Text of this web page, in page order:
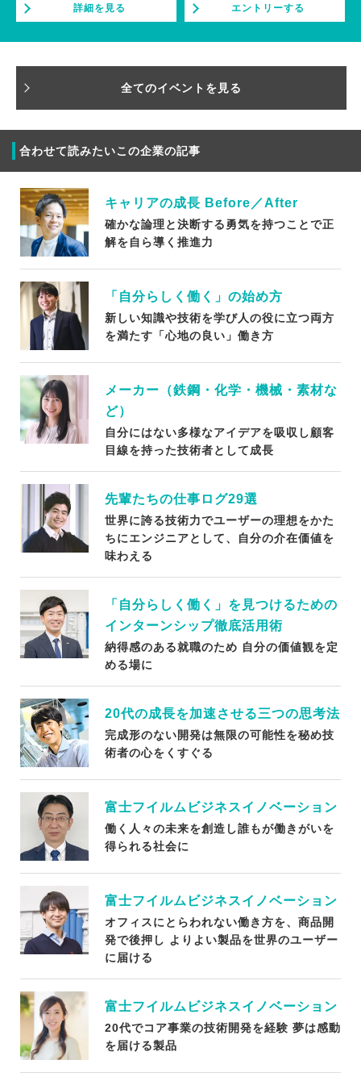
詳細を見る エントリーする
全てのイベントを見る
合わせて読みたいこの企業の記事
キャリアの成長 Before／After
確かな論理と決断する勇気を持つことで正
解を自ら導く推進力
「自分らしく働く」の始め方
新しい知識や技術を学び人の役に立つ両方
を満たす「心地の良い」働き方
メーカー（鉄鋼・化学・機械・素材な
ど）
自分にはない多様なアイデアを吸収し顧客
目線を持った技術者として成長
先輩たちの仕事ログ29選
世界に誇る技術力でユーザーの理想をかた
ちにエンジニアとして、自分の介在価値を
味わえる
「自分らしく働く」を見つけるための
インターンシップ徹底活用術
納得感のある就職のため 自分の価値観を定
める場に
20代の成長を加速させる三つの思考法
完成形のない開発は無限の可能性を秘め技
術者の心をくすぐる
富士フイルムビジネスイノベーション
働く人々の未来を創造し誰もが働きがいを
得られる社会に
富士フイルムビジネスイノベーション
オフィスにとらわれない働き方を、商品開
発で後押し よりよい製品を世界のユーザー
に届ける
富士フイルムビジネスイノベーション
20代でコア事業の技術開発を経験 夢は感動
を届ける製品